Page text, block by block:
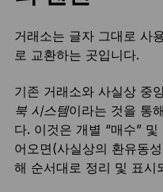
거래소는 글자 그대로 사
로 교환하는 곳입니다.
기존 거래소와 사실상 중
북 시스템이라는 것을 통
다. 이것은 개별 “매수”
어오면(사실상의 환유동
해 순서대로 정리 및 표시